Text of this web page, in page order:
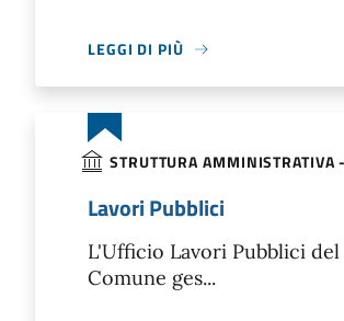
LEGGI DI PIÙ
STRUTTURA AMMINISTRATIVA
Lavori Pubblici
L'Ufficio Lavori Pubblici del
Comune ges...